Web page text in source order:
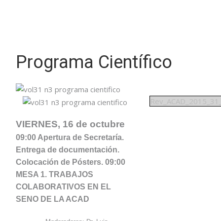
Programa Científico
VIERNES, 16 de octubre
09:00 Apertura de Secretaría.
Entrega de documentación.
Colocación de Pósters. 09:00
MESA 1. TRABAJOS
COLABORATIVOS EN EL
SENO DE LA ACAD